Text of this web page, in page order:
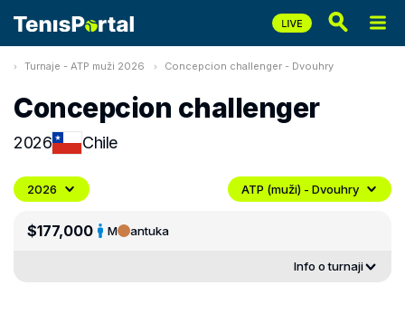
Turnaje - ATP muži 2026 Concepcion challenger - Dvouhry
Concepcion challenger
2026 Chile
2026 ATP (muži) - Dvouhry
$177,000 M antuka
Info o turnaji